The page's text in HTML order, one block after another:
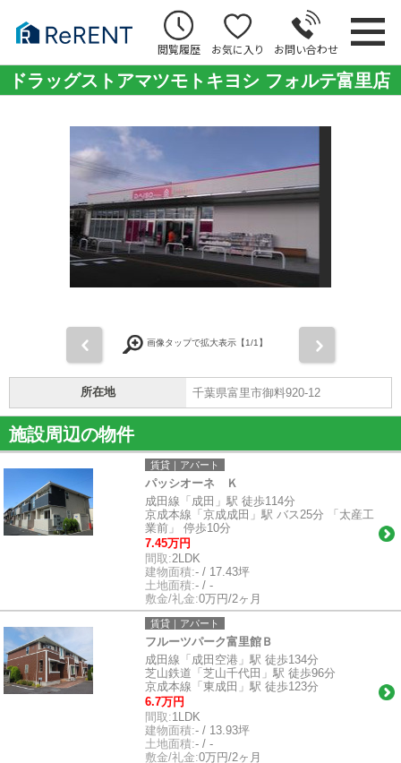
閲覧履歴 お気に入り お問い合わせ
ドラッグストアマツモトキヨシ フォルテ富里店
画像タップで拡大表示【1/1】
所在地 千葉県富里市御料920-12
施設周辺の物件
賃貸｜アパート
パッシオーネ Ｋ
成田線「成田」駅 徒歩114分
京成本線「京成成田」駅 バス25分 「太産工
業前」 停歩10分
7.45万円
間取:2LDK
建物面積:- / 17.43坪
土地面積:- / -
敷金/礼金:0万円/2ヶ月
賃貸｜アパート
フルーツパーク富里館Ｂ
成田線「成田空港」駅 徒歩134分
芝山鉄道「芝山千代田」駅 徒歩96分
京成本線「東成田」駅 徒歩123分
6.7万円
間取:1LDK
建物面積:- / 13.93坪
土地面積:- / -
敷金/礼金:0万円/2ヶ月